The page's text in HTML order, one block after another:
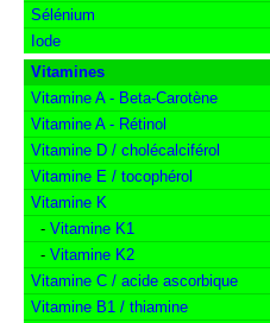
Sélénium
Iode
Vitamines
Vitamine A - Beta-Carotène
Vitamine A - Rétinol
Vitamine D / cholécalciférol
Vitamine E / tocophérol
Vitamine K
- Vitamine K1
- Vitamine K2
Vitamine C / acide ascorbique
Vitamine B1 / thiamine